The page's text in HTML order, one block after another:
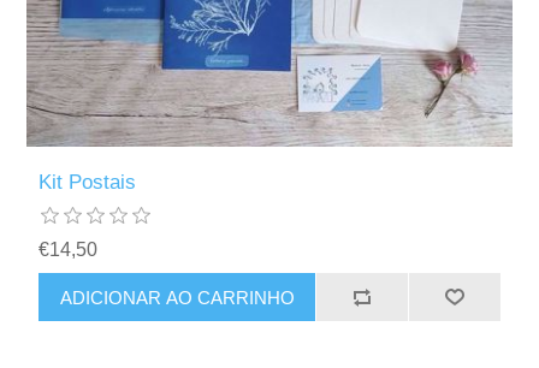
Kit Postais
€14,50